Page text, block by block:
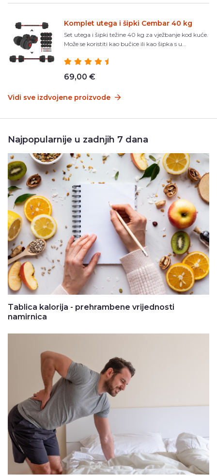
Komplet utega i šipki Cembar 40 kg
Set utega i šipki težine 40 kg za vježbanje kod kuće.
Može se koristiti kao bučice ili kao šipka s u...
69,00 €
Vidi sve izdvojene proizvode
Najpopularnije u zadnjih 7 dana
Tablica kalorija - prehrambene vrijednosti
namirnica